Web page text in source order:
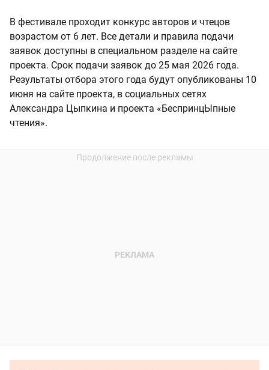
В фестивале проходит конкурс авторов и чтецов
возрастом от 6 лет. Все детали и правила подачи
заявок доступны в специальном разделе на сайте
проекта. Срок подачи заявок до 25 мая 2026 года.
Результаты отбора этого года будут опубликованы 10
июня на сайте проекта, в социальных сетях
Александра Цыпкина и проекта «БеспринцЫпные
чтения».